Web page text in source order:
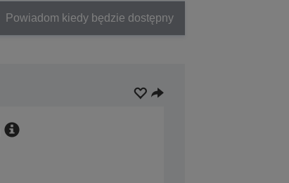
Powiadom kiedy będzie dostępny